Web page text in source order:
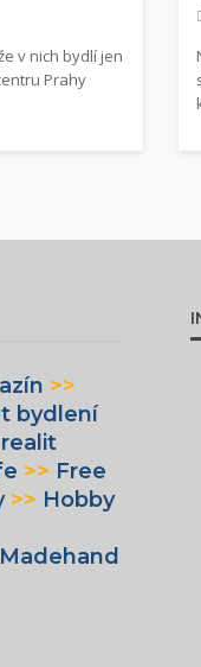
v nich bydlí jen
Prahy
>>
bydlení
>> Free
>> Hobby
Madehand